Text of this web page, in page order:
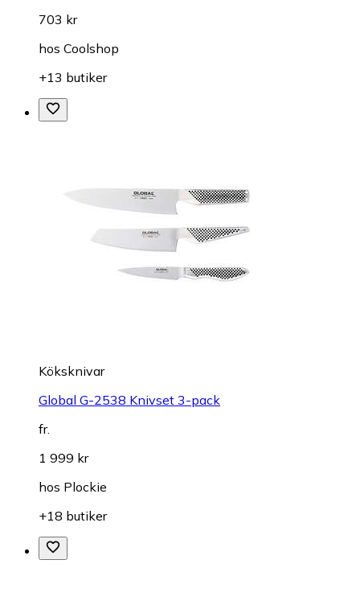
703 kr
hos Coolshop
+13 butiker
Köksknivar
Global G-2538 Knivset 3-pack
fr.
1 999 kr
hos Plockie
+18 butiker